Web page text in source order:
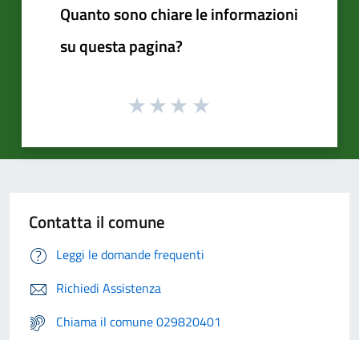
Quanto sono chiare le informazioni
su questa pagina?
Contatta il comune
Leggi le domande frequenti
Richiedi Assistenza
Chiama il comune 029820401